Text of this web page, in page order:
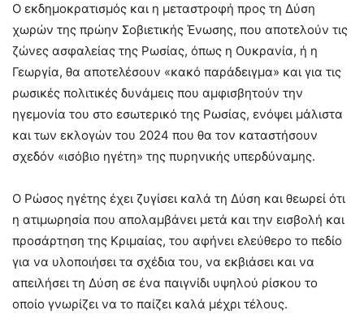
Ο εκδημοκρατισμός και η μεταστροφή προς τη Δύση
χωρών της πρώην Σοβιετικής Ένωσης, που αποτελούν τις
ζώνες ασφαλείας της Ρωσίας, όπως η Ουκρανία, ή η
Γεωργία, θα αποτελέσουν «κακό παράδειγμα» και για τις
ρωσικές πολιτικές δυνάμεις που αμφισβητούν την
ηγεμονία του στο εσωτερικό της Ρωσίας, ενόψει μάλιστα
και των εκλογών του 2024 που θα τον καταστήσουν
σχεδόν «ισόβιο ηγέτη» της πυρηνικής υπερδύναμης.
Ο Ρώσος ηγέτης έχει ζυγίσει καλά τη Δύση και θεωρεί ότι
η ατιμωρησία που απολαμβάνει μετά και την εισβολή και
προσάρτηση της Κριμαίας, του αφήνει ελεύθερο το πεδίο
για να υλοποιήσει τα σχέδια του, να εκβιάσει και να
απειλήσει τη Δύση σε ένα παιγνίδι υψηλού ρίσκου το
οποίο γνωρίζει να το παίζει καλά μέχρι τέλους.